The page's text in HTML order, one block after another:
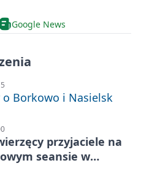
Google News
Borkowo i Nasielsk
przyjaciele na
seansie w